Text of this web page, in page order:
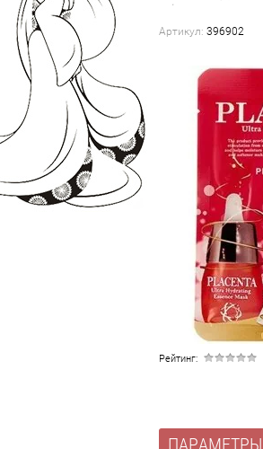
Артикул: 396902
Рейтинг:
ПАРАМЕТРЫ